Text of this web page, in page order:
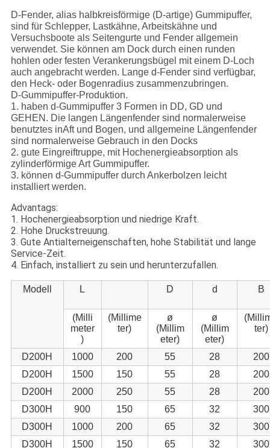
D-Fender, alias halbkreisförmige (D-artige) Gummipuffer,
sind für Schlepper, Lastkähne, Arbeitskähne und
Versuchsboote als Seitengurte und Fender allgemein
verwendet. Sie können am Dock durch einen runden
hohlen oder festen Verankerungsbügel mit einem D-Loch
auch angebracht werden. Lange d-Fender sind verfügbar,
den Heck- oder Bogenradius zusammenzubringen.
D-Gummipuffer-Produktion.
1. haben d-Gummipuffer 3 Formen in DD, GD und
GEHEN. Die langen Längenfender sind normalerweise
benutztes inAft und Bogen, und allgemeine Längenfender
sind normalerweise Gebrauch in den Docks
2. gute Eingreiftruppe, mit Hochenergieabsorption als
zylinderförmige Art Gummipuffer.
3. können d-Gummipuffer durch Ankerbolzen leicht
installiert werden.
Advantags:
1. Hochenergieabsorption und niedrige Kraft.
2. Hohe Druckstreuung.
3. Gute Antialterneigenschaften, hohe Stabilität und lange
Service-Zeit.
4. Einfach, installiert zu sein und herunterzufallen.
Modell L D d B
(Milli
meter
)
(Millime
ter)
ø
(Millim
eter)
ø
(Millim
eter)
ter)
D200H 1000 200 55 28
200
D200H
1500 150 55 28
200
D200H
2000 250 55 28
200
D300H
900 150 65 32
300
D300H
1000 200 65 32
300
D300H
1500 150 65 32 300